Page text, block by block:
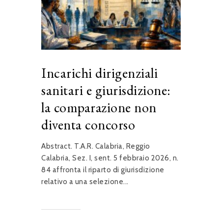
Incarichi dirigenziali
sanitari e giurisdizione:
la comparazione non
diventa concorso
Abstract. T.A.R. Calabria, Reggio
Calabria, Sez. I, sent. 5 febbraio 2026, n.
84 affronta il riparto di giurisdizione
relativo a una selezione...